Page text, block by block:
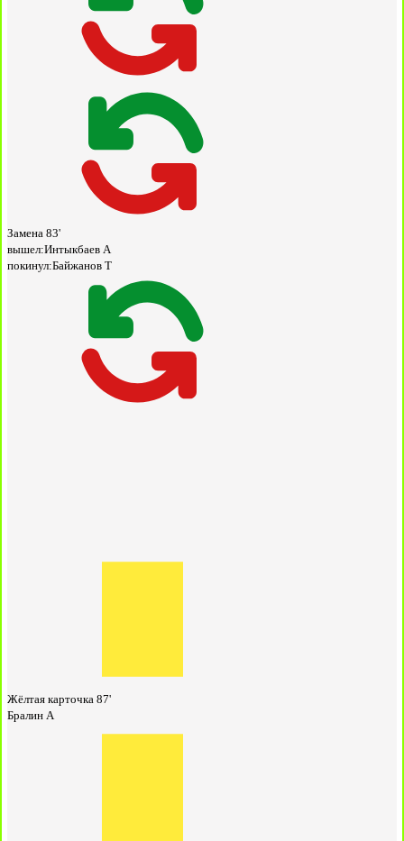
Замена 83'
вышел:Интыкбаев А
покинул:Байжанов Т
Жёлтая карточка 87'
Бралин А